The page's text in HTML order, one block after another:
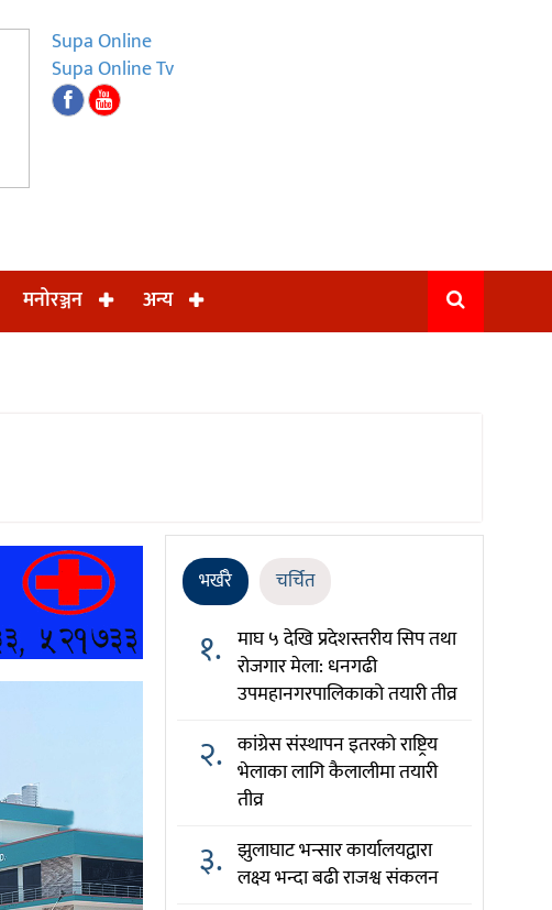
Supa Online
Supa Online Tv
मनोरञ्जन अन्य
भर्खरै चर्चित
१. माघ ५ देखि प्रदेशस्तरीय सिप तथा
रोजगार मेला: धनगढी
उपमहानगरपालिकाको तयारी तीव्र
२. कांग्रेस संस्थापन इतरको राष्ट्रिय
भेलाका लागि कैलालीमा तयारी
तीव्र
३. झुलाघाट भन्सार कार्यालयद्वारा
लक्ष्य भन्दा बढी राजश्व संकलन